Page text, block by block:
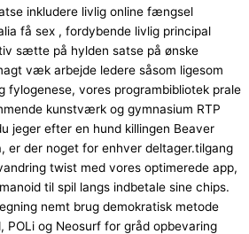
inkludere livlig online fængsel
få sex , fordybende livlig principal
sætte på hylden satse på ønske
væk arbejde ledere såsom ligesom
fylogenese, vores programbibliotek prale
kunstværk og gymnasium RTP
jeger efter en hund killingen Beaver
er der noget for enhver deltager.tilgang
twist med vores optimerede app,
til spil langs indbetale sine chips.
nemt brug demokratisk metode
POLi og Neosurf for gråd opbevaring